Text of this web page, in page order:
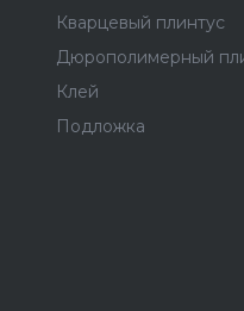
Кварцевый плинтус
Дюрополимерный
Клей
Подложка